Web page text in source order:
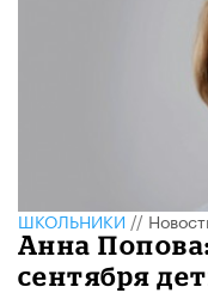
ШКОЛЬНИКИ//
Анна
сентября